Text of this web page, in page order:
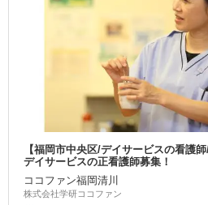
【福岡市中央区/デイサービスの看護
デイサービスの正看護師募集！
ココファン福岡清川
株式会社学研ココファン